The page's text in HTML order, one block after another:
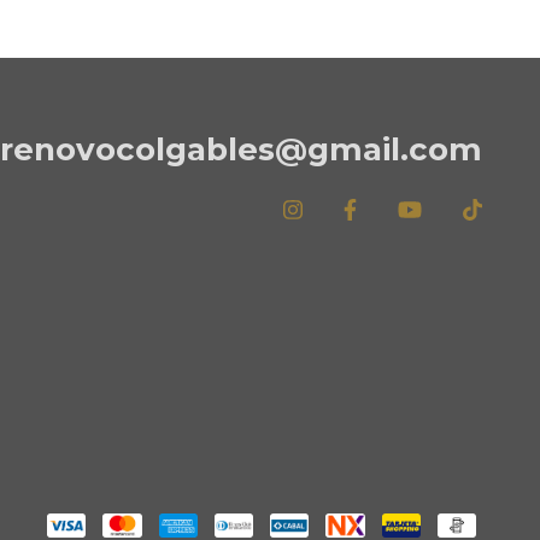
renovocolgables@gmail.com